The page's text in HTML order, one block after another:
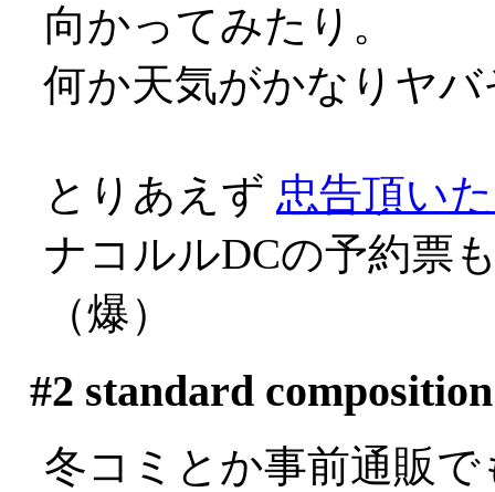
向かってみたり。
何か天気がかなりヤ
とりあえず 忠告頂い
ナコルルDCの予約票
（爆）
#2 standard
冬コミとか事前通販